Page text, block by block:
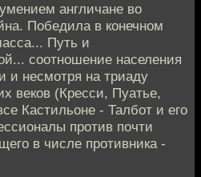
англичане во
Победила в конечном
Путь и
соотношение населения
и несмотря на триаду
веков (Кресси, Пуатье,
Кастильоне - Талбот и его
против почти
в числе противника -